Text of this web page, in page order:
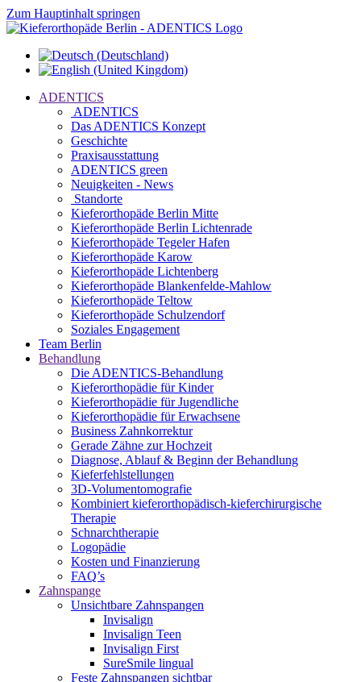
Zum Hauptinhalt springen
ADENTICS
ADENTICS
Das ADENTICS Konzept
Geschichte
Praxisausstattung
ADENTICS green
Neuigkeiten - News
Standorte
Kieferorthopäde Berlin Mitte
Kieferorthopäde Berlin Lichtenrade
Kieferorthopäde Tegeler Hafen
Kieferorthopäde Karow
Kieferorthopäde Lichtenberg
Kieferorthopäde Blankenfelde-Mahlow
Kieferorthopäde Teltow
Kieferorthopäde Schulzendorf
Soziales Engagement
Team Berlin
Behandlung
Die ADENTICS-Behandlung
Kieferorthopädie für Kinder
Kieferorthopädie für Jugendliche
Kieferorthopädie für Erwachsene
Business Zahnkorrektur
Gerade Zähne zur Hochzeit
Diagnose, Ablauf & Beginn der Behandlung
Kieferfehlstellungen
3D-Volumentomografie
Kombiniert kieferorthopädisch-kieferchirurgische
Therapie
Schnarchtherapie
Logopädie
Kosten und Finanzierung
FAQ’s
Zahnspange
Unsichtbare Zahnspangen
Invisalign
Invisalign Teen
Invisalign First
SureSmile lingual
Feste Zahnspangen sichtbar